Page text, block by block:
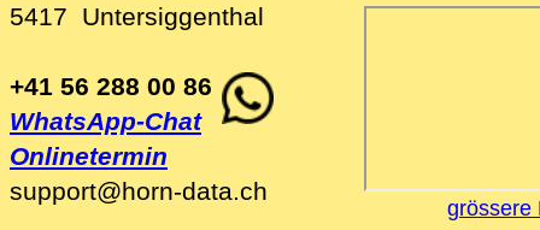
5417 Untersiggenthal
+41 56 288 00 86
WhatsApp-Chat
Onlinetermin
support@horn-data.ch
grössere